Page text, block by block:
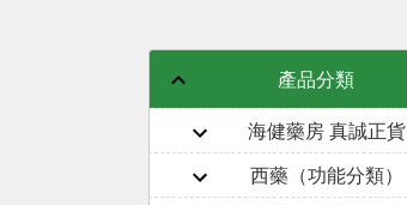
產品分類
海健藥房 真誠正貨
西藥（功能分類）